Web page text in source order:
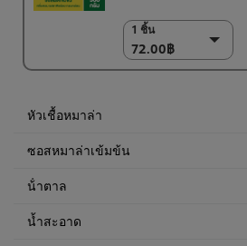
1 ชิ้น
72.00฿
1 ชิ้น
72.00฿
(ราคาพิเศษ) แพ็ค 12
หัวเชื้อหมาล่า
ซอสหมาล่าเข้มข้น
น้ําตาล
น้ำสะอาด